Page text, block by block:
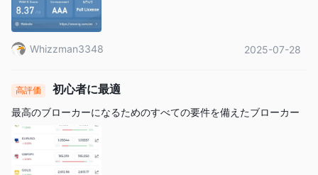
Whizzman3348 2025-07-28
高評価 初心者に最適
最高のブローカーになるためのすべての要件を備えたブローカー